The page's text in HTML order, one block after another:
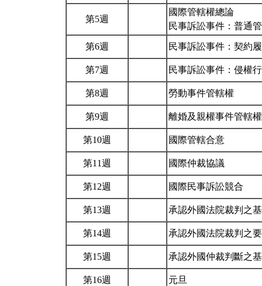
第5週
國際管轄權總論
民事訴訟事件：普通
第6週 民事訴訟事件：契約
第7週 民事訴訟事件：侵權
第8週 勞動事件管轄權
第9週 離婚及親權事件管轄
第10週 國際管轄合意
第11週 國際仲裁協議
第12週 國際民事訴訟競合
第13週 承認外國法院裁判之
第14週 承認外國法院裁判之
第15週 承認外國仲裁判斷之
第16週 元旦